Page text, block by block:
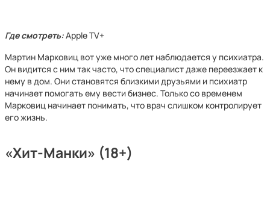
Где смотреть:Apple TV+
Мартин Марковиц вот уже много лет наблюдается у психиатра.
Он видится с ним так часто, что специалист даже переезжает к
нему в дом. Они становятся близкими друзьями и психиатр
начинает помогать ему вести бизнес. Только со временем
Марковиц начинает понимать, что врач слишком контролирует
его жизнь.
«Хит-Манки» (18+)